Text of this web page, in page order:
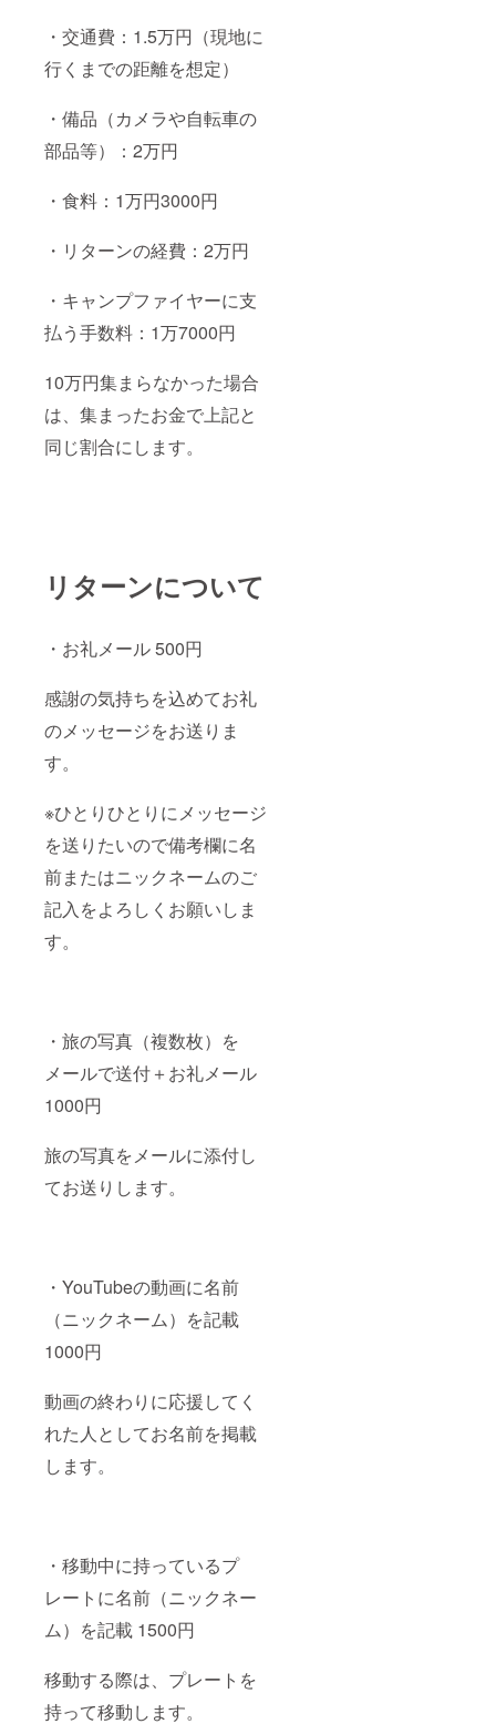
・交通費：1.5万円（現地に
行くまでの距離を想定）
・備品（カメラや自転車の
部品等）：2万円
・食料：1万円3000円
・リターンの経費：2万円
・キャンプファイヤーに支
払う手数料：1万7000円
10万円集まらなかった場合
は、集まったお金で上記と
同じ割合にします。
リターンについて
・お礼メール 500円
感謝の気持ちを込めてお礼
のメッセージをお送りま
す。
※ひとりひとりにメッセージ
を送りたいので備考欄に名
前またはニックネームのご
記入をよろしくお願いしま
す。
・旅の写真（複数枚）を
メールで送付＋お礼メール
1000円
旅の写真をメールに添付し
てお送りします。
・YouTubeの動画に名前
（ニックネーム）を記載
1000円
動画の終わりに応援してく
れた人としてお名前を掲載
します。
・移動中に持っているプ
レートに名前（ニックネー
ム）を記載 1500円
移動する際は、プレートを
持って移動します。